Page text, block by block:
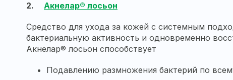
2. Акнелар® лосьон
Средство для ухода за кожей с системным
бактериальную активность и одновременно
Акнелар® лосьон способствует
Подавлению размножения бактерий по